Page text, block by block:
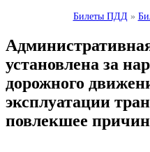
Билеты ПДД »
установлена за
дорожного
эксплуатации
повлекшее